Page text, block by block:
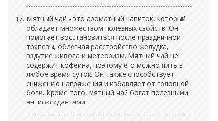
Мятный чай - это ароматный напиток, который
обладает множеством полезных свойств. Он
помогает восстановиться после праздничной
трапезы, облегчая расстройство желудка,
вздутие живота и метеоризм. Мятный чай не
содержит кофеина, поэтому его можно пить в
любое время суток. Он также способствует
снижению напряжения и избавляет от головной
боли. Кроме того, мятный чай богат полезными
антиоксидантами.